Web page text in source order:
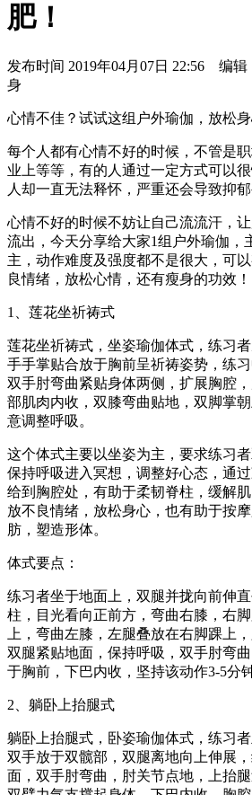
肥！
发布时间 2019年04月07日 22:56 编
身
心情不佳？试试这组户外瑜伽，放松
每个人都有心情不好的时候，不管是
业上等等，有的人通过一定方式可以
人却一直无法释怀，严重还会导致抑郁
心情不好的时候不妨让自己流流汗，
流出，今天分享给大家1组户外瑜伽，
主，动作难度及强度都不是很大，可
良情绪，放松心情，还有瘦身的功效！
1、莲花坐祈祷式
莲花坐祈祷式，坐姿瑜伽体式，练习
手手掌贴合放于胸前呈祈祷姿势，练
双手肘弯曲紧贴身体两侧，扩展胸腔
部肌肉内收，双膝弯曲贴地，双脚掌
意调整呼吸。
这个体式主要以坐姿为主，要求练习
保持呼吸进入冥想，调整好心态，通
给到胸腔处，有助于柔韧脊柱，缓解
放不良情绪，放松身心，也有助于按
肪，塑造形体。
体式要点：
练习者坐于地面上，双腿并拢向前伸
柱，目光看向正前方，弯曲右膝，右
上，弯曲左膝，左腿叠放在右脚踝上
双腿紧贴地面，保持呼吸，双手肘弯
于胸前，下巴内收，坚持该动作3-5分
2、躺卧上抬腿式
躺卧上抬腿式，卧姿瑜伽体式，练习
双手放于双髋部，双腿离地向上伸展
面，双手肘弯曲，肘关节点地，上抬